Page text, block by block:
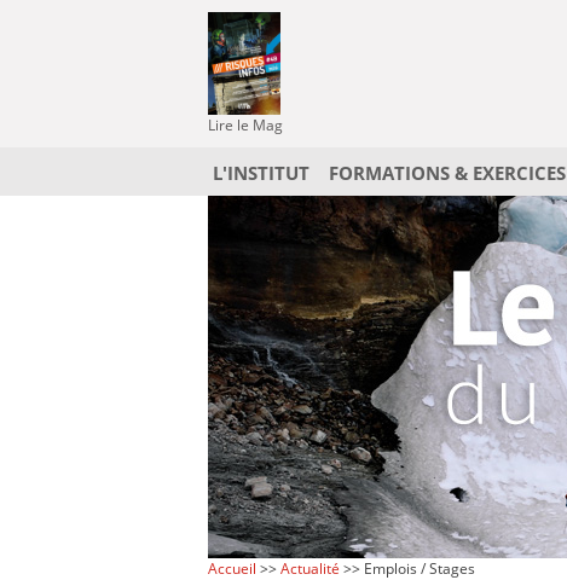
Lire le Mag
L'INSTITUT FORMATIONS & EXERCICES
Accueil >>Actualité >> Emplois / Stages